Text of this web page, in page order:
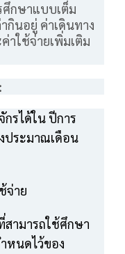
ศึกษาแบบเต็ม
กินอยู่ ค่าเดินทาง
าใช้จ่ายเพิ่มเติม
รได้ใน ปีการ
ประมาณเดือน
จ่าย
ามารถใช้ศึกษา
หนดไว้ของ